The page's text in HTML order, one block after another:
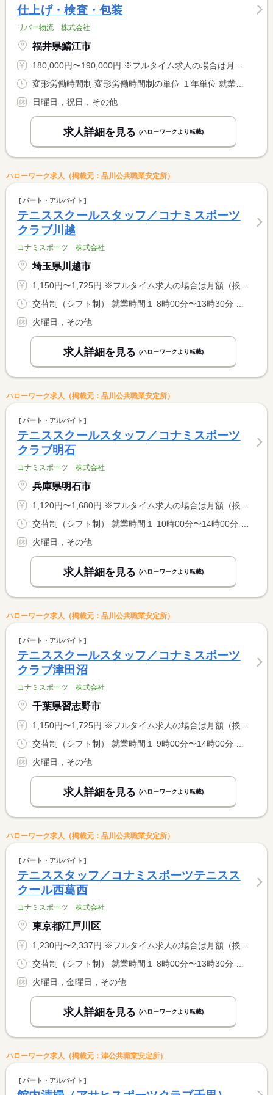
仕上げ・検査・包装
リバー物流 株式会社
福井県鯖江市
180,000円〜190,000円 ※フルタイム求人の場合は月額（換算額）、パート求人の場合は時間額を表示しています。
変形労働時間制 変形労働時間制の単位 １年単位 就業時間１ 8時15分〜17時15分
日曜日，祝日，その他
求人詳細を見る (ハローワークより転載)
ハローワーク求人（掲載元：品川公共職業安定所）
パート・アルバイト
テニススクールスタッフ／コナミスポーツ
クラブ川越
コナミスポーツ 株式会社
埼玉県川越市
1,150円〜1,725円 ※フルタイム求人の場合は月額（換算額）、パート求人の場合は時間額を表示しています。
交替制（シフト制） 就業時間１ 8時00分〜13時30分 就業時間２ 13時00分〜18時00分 就業時間３ 17時00分〜22時00分 又は 8時00分〜22時00分の時間の間の3時間以上 就業時間に関する特記事項 水木金 １０：００〜２２：００ <BR> 土曜日 ０８：００〜１９：００ <BR> 日祝日 ０８：００〜１８：００
火曜日，その他
求人詳細を見る (ハローワークより転載)
ハローワーク求人（掲載元：品川公共職業安定所）
パート・アルバイト
テニススクールスタッフ／コナミスポーツ
クラブ明石
コナミスポーツ 株式会社
兵庫県明石市
1,120円〜1,680円 ※フルタイム求人の場合は月額（換算額）、パート求人の場合は時間額を表示しています。
交替制（シフト制） 就業時間１ 10時00分〜14時00分 就業時間２ 13時00分〜18時00分 就業時間３ 17時00分〜22時00分 又は 10時00分〜22時00分の時間の間の4時間以上 就業時間に関する特記事項 平日 １８：００〜２２：００ <BR> 土曜 １０：００〜２０：００ <BR> 日曜 １０：００〜１８：００ <BR> ※土日どちらか１日を含む週２日以上勤務可能な方
火曜日，その他
求人詳細を見る (ハローワークより転載)
ハローワーク求人（掲載元：品川公共職業安定所）
パート・アルバイト
テニススクールスタッフ／コナミスポーツ
クラブ津田沼
コナミスポーツ 株式会社
千葉県習志野市
1,150円〜1,725円 ※フルタイム求人の場合は月額（換算額）、パート求人の場合は時間額を表示しています。
交替制（シフト制） 就業時間１ 9時00分〜14時00分 就業時間２ 13時00分〜18時00分 就業時間３ 17時00分〜22時00分 又は 9時00分〜22時00分の時間の間の4時間以上 就業時間に関する特記事項 平日 ０９：００〜２２：００ <BR> 土曜 ０９：００〜２０：００ <BR> 日祝 ０９：００〜１８：００
火曜日，その他
求人詳細を見る (ハローワークより転載)
ハローワーク求人（掲載元：品川公共職業安定所）
パート・アルバイト
テニススタッフ／コナミスポーツテニスス
クール西葛西
コナミスポーツ 株式会社
東京都江戸川区
1,230円〜2,337円 ※フルタイム求人の場合は月額（換算額）、パート求人の場合は時間額を表示しています。
交替制（シフト制） 就業時間１ 8時00分〜13時30分 就業時間２ 13時00分〜18時00分 就業時間３ 17時00分〜22時00分 又は 8時00分〜22時00分の時間の間の4時間以上 就業時間に関する特記事項 月・水・木 １５：００〜２２：００ <BR> 土曜日 ０８：００〜２１：３０ <BR> 日曜日 ０８：００〜２０：００
火曜日，金曜日，その他
求人詳細を見る (ハローワークより転載)
ハローワーク求人（掲載元：津公共職業安定所）
パート・アルバイト